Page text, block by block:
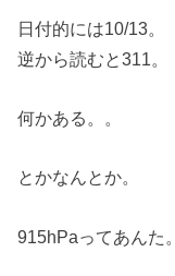
日付的には10/13。
逆から読むと311。
何かある。。
とかなんとか。
915hPaってあんた。